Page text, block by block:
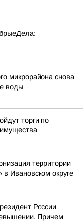
микрорайона снова
воды
торги по
территории
в Ивановском округе
России
Причем